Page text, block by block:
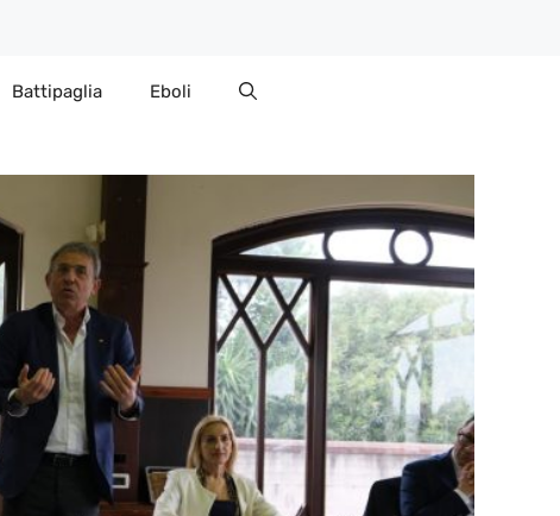
Battipaglia Eboli